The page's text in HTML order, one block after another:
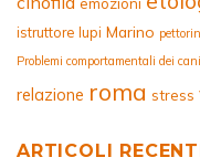
emozioni
istruttore lupi Marino
Problemi comportamentali dei cani
relazione roma stress
ARTICOLI RECENTI